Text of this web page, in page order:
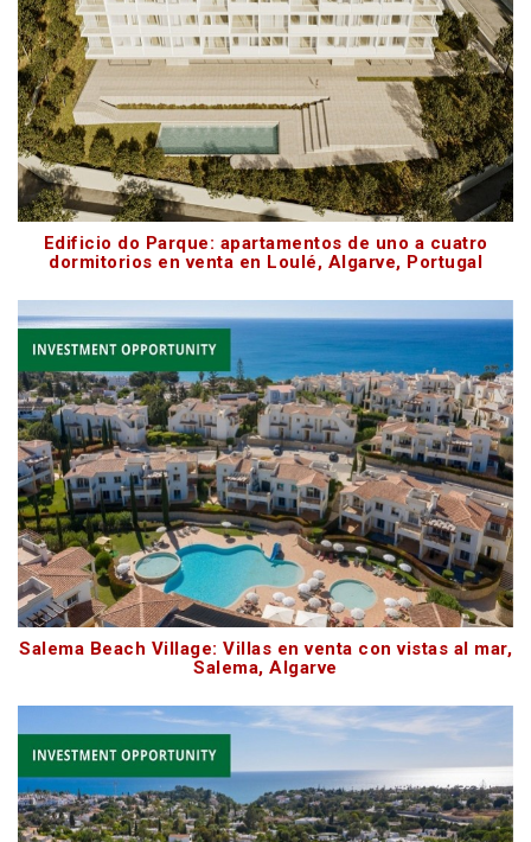
Edificio do Parque: apartamentos de uno a cuatro
dormitorios en venta en Loulé, Algarve, Portugal
Salema Beach Village: Villas en venta con vistas al mar,
Salema, Algarve